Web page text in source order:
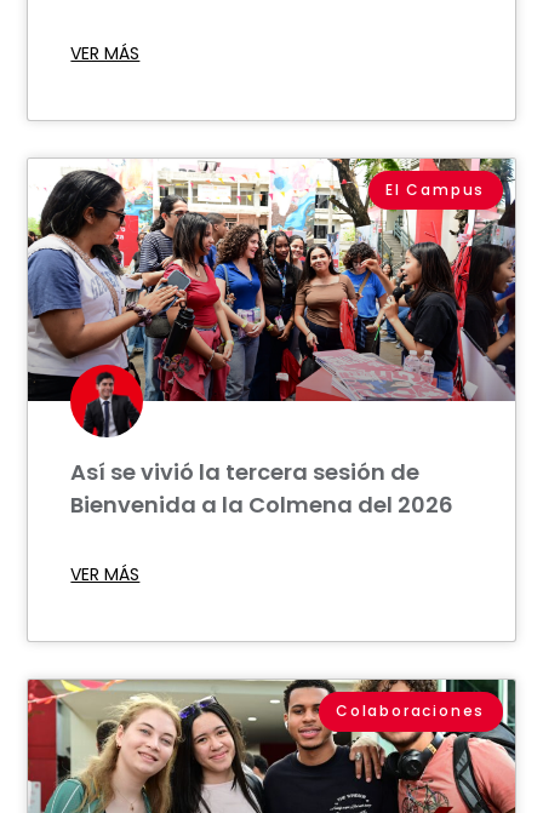
VER MÁS
El Campus
Así se vivió la tercera sesión de
Bienvenida a la Colmena del 2026
VER MÁS
Colaboraciones